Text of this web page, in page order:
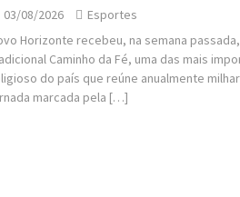
03/08/2026
Esportes
Horizonte recebeu, na semana
Caminho da Fé, uma das mais
do país que reúne anualmente
marcada pela […]